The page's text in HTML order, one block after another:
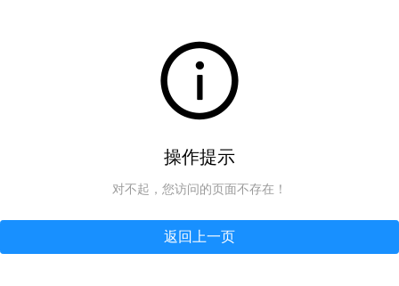
操作提示
对不起，您访问的页面不存在！
返回上一页